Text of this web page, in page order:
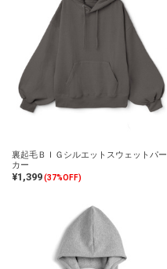
裏起毛ＢＩＧシルエットスウェットパー
カー
¥1,399(37%OFF)